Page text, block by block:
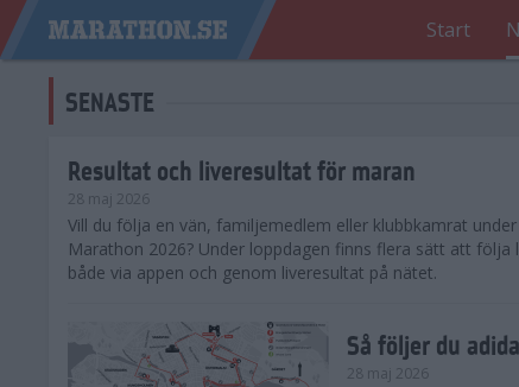
Start
SENASTE
Resultat och liveresultat för maran
28 maj 2026
​Vill du följa en vän, familjemedlem eller klubbkamrat
Marathon 2026? Under loppdagen finns flera sätt att följa
både via appen och genom liveresultat på nätet.
Så följer du
28 maj 2026